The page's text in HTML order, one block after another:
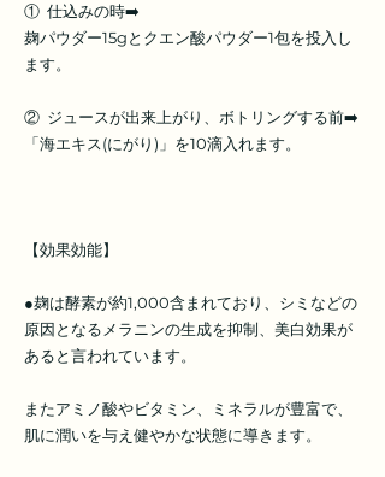
① 仕込みの時➡️
麹パウダー15gとクエン酸パウダー1包を投入し
ます。
② ジュースが出来上がり、ボトリングする前➡️
「海エキス(にがり)」を10滴入れます。
【効果効能】
●麹は酵素が約1,000含まれており、シミなどの
原因となるメラニンの生成を抑制、美白効果が
あると言われています。
またアミノ酸やビタミン、ミネラルが豊富で、
肌に潤いを与え健やかな状態に導きます。